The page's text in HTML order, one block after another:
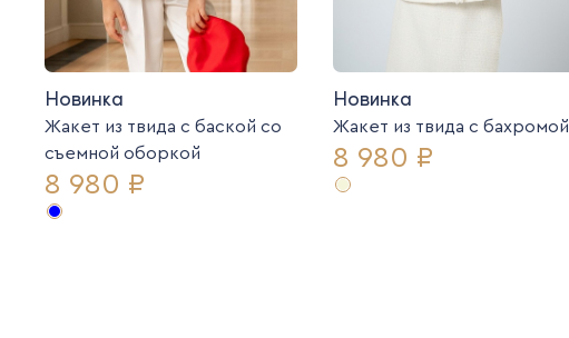
Новинка
Жакет из твида с баской со
съемной оборкой
8 980 ₽
Новинка
Жакет из твида c бахромой
8 980 ₽